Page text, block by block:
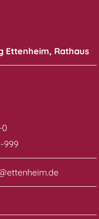
Ettenheim, Rathaus
0
999